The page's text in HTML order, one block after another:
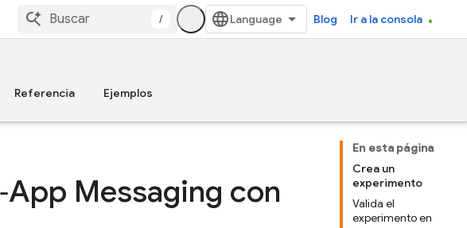
/ Blog Ir a la consola
Referencia Ejemplos
En esta página
Crea un
experimento
Valida el
experimento en
Messaging con